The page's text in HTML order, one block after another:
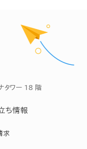
タワー 18 階
ち情報
求